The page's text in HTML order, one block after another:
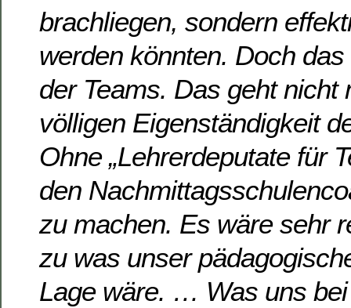
brachliegen, sondern
werden könnten. Doch
der Teams. Das geht nicht
völligen Eigenständigkeit
Ohne „Lehrerdeputate für
den
zu machen. Es wäre sehr
zu was unser
Lage wäre. … Was uns